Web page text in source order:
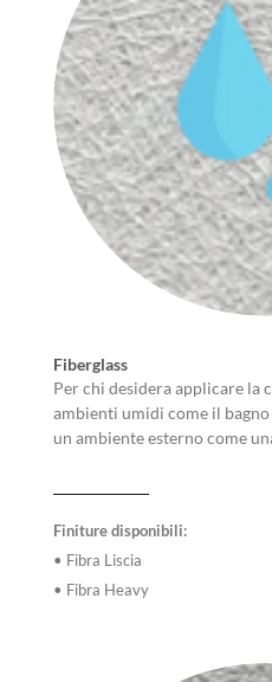
Fiberglass
Per chi desidera applicare la
ambienti umidi come il
un ambiente esterno come
Finiture disponibili:
• Fibra Liscia
• Fibra Heavy